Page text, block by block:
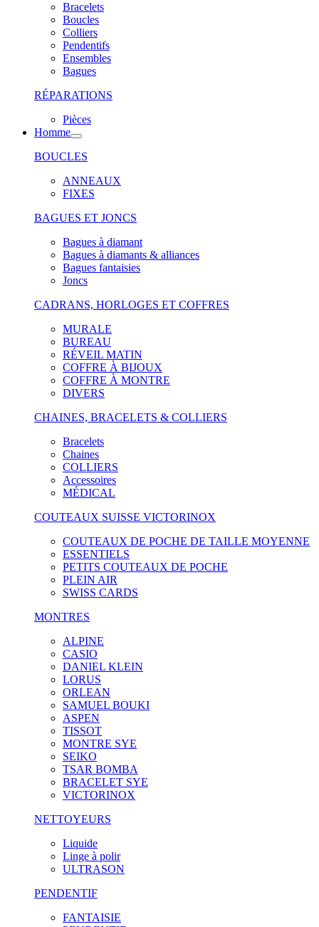
Bracelets
Boucles
Colliers
Pendentifs
Ensembles
Bagues
RÉPARATIONS
Pièces
Homme
BOUCLES
ANNEAUX
FIXES
BAGUES ET JONCS
Bagues à diamant
Bagues à diamants & alliances
Bagues fantaisies
Joncs
CADRANS, HORLOGES ET COFFRES
MURALE
BUREAU
RÉVEIL MATIN
COFFRE À BIJOUX
COFFRE À MONTRE
DIVERS
CHAINES, BRACELETS & COLLIERS
Bracelets
Chaines
COLLIERS
Accessoires
MÉDICAL
COUTEAUX SUISSE VICTORINOX
COUTEAUX DE POCHE DE TAILLE MOYENNE
ESSENTIELS
PETITS COUTEAUX DE POCHE
PLEIN AIR
SWISS CARDS
MONTRES
ALPINE
CASIO
DANIEL KLEIN
LORUS
ORLEAN
SAMUEL BOUKI
ASPEN
TISSOT
MONTRE SYE
SEIKO
TSAR BOMBA
BRACELET SYE
VICTORINOX
NETTOYEURS
Liquide
Linge à polir
ULTRASON
PENDENTIF
FANTAISIE